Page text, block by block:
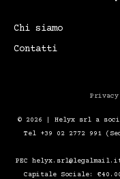
Chi siamo
Contatti
© 2026 | Helyx srl a
Tel +39 02 2772 991
PEC
Capitale Sociale: